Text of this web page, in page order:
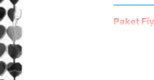
Paket